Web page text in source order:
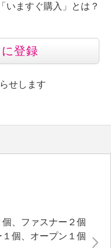
「いますぐ購入」とは？
登録
せします
個、ファスナー２個
１個、オープン１個